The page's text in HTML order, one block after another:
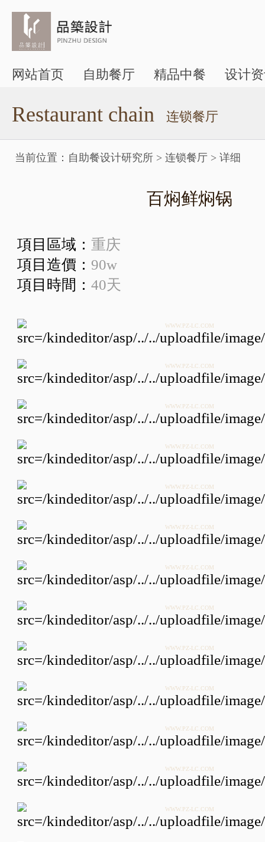
网站首页 自助餐厅 精品中餐 设计
Restaurant chain 连锁餐厅
当前位置： 自助餐设计研究所 > 连锁餐厅 > 详细
百焖鲜焖锅
項目區域： 重庆
項目造價： 90w
項目時間： 40天
WWW.PZ-LC.COM
WWW.PZ-LC.COM
WWW.PZ-LC.COM
WWW.PZ-LC.COM
WWW.PZ-LC.COM
WWW.PZ-LC.COM
WWW.PZ-LC.COM
WWW.PZ-LC.COM
WWW.PZ-LC.COM
WWW.PZ-LC.COM
WWW.PZ-LC.COM
WWW.PZ-LC.COM
WWW.PZ-LC.COM